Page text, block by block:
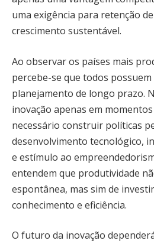
uma exigência para retenção
crescimento sustentável.
Ao observar os países mais
percebe-se que todos
planejamento de longo prazo.
inovação apenas em
necessário construir políticas
desenvolvimento tecnológico,
e estímulo ao
entendem que produtividade
espontânea, mas sim de
conhecimento e eficiência.
O futuro da inovação